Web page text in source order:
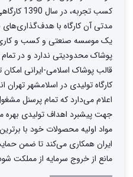
کسب
مدتی آن کارگاه با هدف‌گذاری‌های
یک موسسه صنعتی و کسب و کاری
پوشاک محدودیتی ندارد و در
قالب پوشاک اسلامی-ایرانی امکان
کارگاه تولیدی در اسلامشهر تهران
اعلام می‌دارد که تمام پرسنل
جهت پیشبرد اهداف تولیدی بهره
مواد اولیه محصولات خود با
ایران همکاری می‌کند تا ضمن حمایت
مانع از خروج سرمایه از مملکت